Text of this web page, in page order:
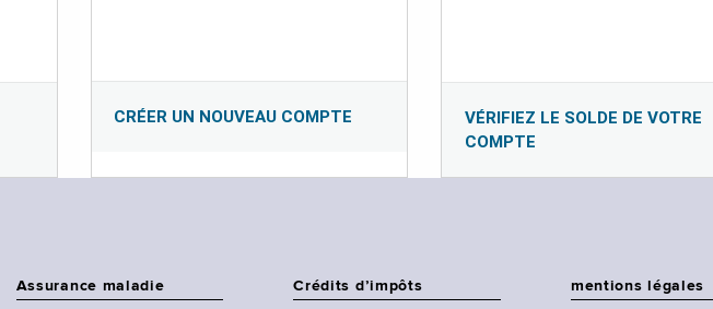
CRÉER UN NOUVEAU COMPTE
VÉRIFIEZ LE SOLDE DE VOTRE
COMPTE
Assurance maladie Crédits d’impôts mentions légales